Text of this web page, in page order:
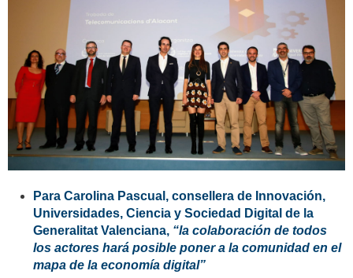
Para Carolina Pascual, consellera de Innovación,
Universidades, Ciencia y Sociedad Digital de la
Generalitat Valenciana, “la colaboración de todos
los actores hará posible poner a la comunidad en el
mapa de la economía digital”